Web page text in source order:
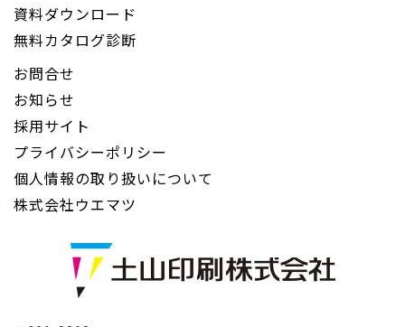
資料ダウンロード
無料カタログ診断
お問合せ
お知らせ
採用サイト
プライバシーポリシー
個人情報の取り扱いについて
株式会社ウエマツ